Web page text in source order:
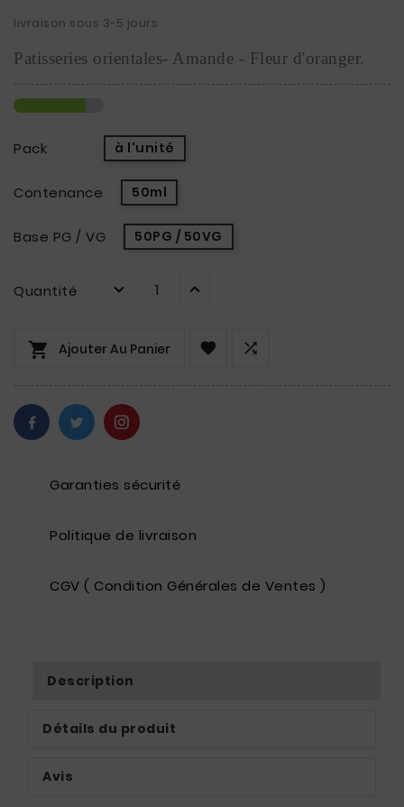
livraison sous 3-5 jours
Patisseries orientales- Amande - Fleur d'oranger.
Pack à l'unité
Contenance 50ml
Base PG / VG 50PG / 50VG
Quantité
 Ajouter Au Panier  
Garanties sécurité
Politique de livraison
CGV ( Condition Générales de Ventes )
Description
Détails du produit
Avis